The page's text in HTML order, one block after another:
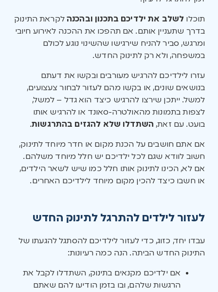
תוכלו לשלב את ילדיכם בתכנון ובהכנהלקראת התינוק
בדרך שתעניין אותם. אם תהפכו את ההכנה לאירוע חיובי
ומרגש, סביר להניח שירגישו שהשינוי נוגע לכולם
במשפחה, ולא רק לתינוק החדש.
עזרו לילדיכם להרגיש מעורבים ובקשו את דעתם
בנושאים שונים, או בקשו מהם לעזור לבחור צעצועים,
למשל. ייתכן שירצו להרגיש כיצד הוא גדל – למשל,
לצפות בתמונות מהאולטרה-סאונד או להרגיש אותו
בועט. עם זאת, השתדלו שלא להגזים בהתרגשות.
אם אתם חושבים על הכנת מקום או חדר מיוחד לתינוק,
חשוב לוודא שגם לכל ילדיכם יש חלל מיוחד משלהם.
אם לא, הכינו לתינוק אותו חלל כמו שיש לשאר הילדים,
או חשבו כיצד להכין מקום מיוחד לילדיכם האחרים.
לעזור לילדים להתרגל לתינוק החדש
עבדו יחד, כזוג, כדי לעזור לילדיכם להסתגל להגעתו של
התינוק החדש הביתה. הנה כמה רעיונות:
אם ילדיכם מקנאים בתינוק, השתדלו לקבל את
הרגשות שלהם, ובו בזמן הודיעו להם שאתם